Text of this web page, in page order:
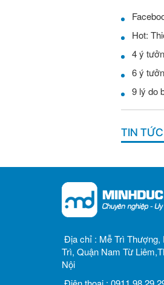
Hot:
4 ý
6 ý
9 lý do
TIN
Địa chỉ : Mễ Trì
Trì, Quận Nam Từ
Nội